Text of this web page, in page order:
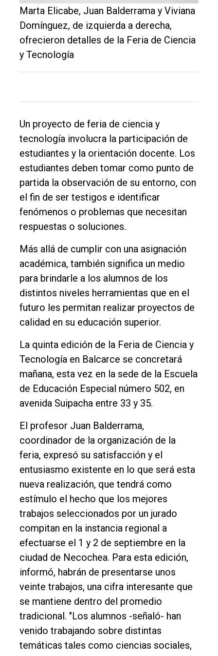
único
DIARIO
Balcarce
Tendencia
Int.
General
Política
Cultura
Entrevistas
Rural
Deportes
Fúnebres
Edición
Empresa
Nosotros
Contacto
Marta Elicabe, Juan Balderrama y Viviana
Domínguez, de izquierda a derecha,
ofrecieron detalles de la Feria de Ciencia
y Tecnología
Un proyecto de feria de ciencia y
tecnología involucra la participación de
estudiantes y la orientación docente. Los
estudiantes deben tomar como punto de
partida la observación de su entorno, con
el fin de ser testigos e identificar
fenómenos o problemas que necesitan
respuestas o soluciones.
Más allá de cumplir con una asignación
académica, también significa un medio
para brindarle a los alumnos de los
distintos niveles herramientas que en el
futuro les permitan realizar proyectos de
calidad en su educación superior.
La quinta edición de la Feria de Ciencia y
Tecnología en Balcarce se concretará
mañana, esta vez en la sede de la Escuela
de Educación Especial número 502, en
avenida Suipacha entre 33 y 35.
El profesor Juan Balderrama,
coordinador de la organización de la
feria, expresó su satisfacción y el
entusiasmo existente en lo que será esta
nueva realización, que tendrá como
estímulo el hecho que los mejores
trabajos seleccionados por un jurado
compitan en la instancia regional a
efectuarse el 1 y 2 de septiembre en la
ciudad de Necochea. Para esta edición,
informó, habrán de presentarse unos
veinte trabajos, una cifra interesante que
se mantiene dentro del promedio
tradicional. "Los alumnos -señaló- han
venido trabajando sobre distintas
temáticas tales como ciencias sociales,